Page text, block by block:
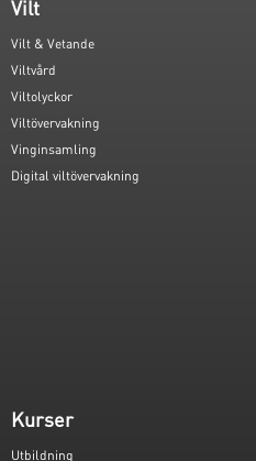
Vilt
Vilt & Vetande
Viltvård
Viltolyckor
Viltövervakning
Vinginsamling
Digital viltövervakning
Kurser
Utbildning